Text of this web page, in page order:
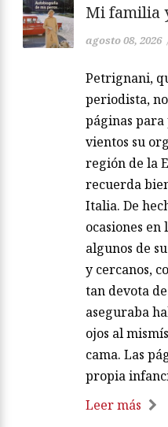
Mi familia
agosto 08, 2026
Petrignani,
periodista,
páginas
vientos su
región de la
recuerda
Italia. De
ocasiones
algunos de
y cercanos,
tan devota
aseguraba
ojos al
cama. Las
propia
Leer más